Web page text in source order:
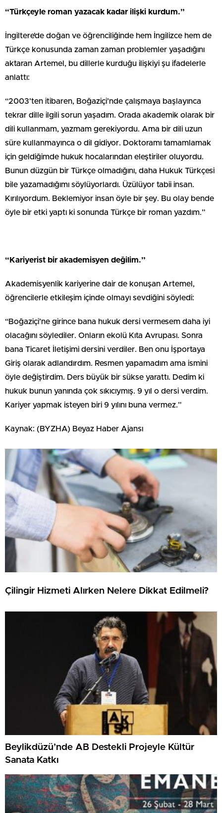
“Türkçeyle roman yazacak kadar ilişki kurdum.”
İngiltere’de doğan ve öğrenciliğinde hem İngilizce hem de
Türkçe konusunda zaman zaman problemler yaşadığını
aktaran Artemel, bu dillerle kurduğu ilişkiyi şu ifadelerle
anlattı:
“2003’ten itibaren, Boğaziçi’nde çalışmaya başlayınca
tekrar dille ilgili sorun yaşadım. Orada akademik olarak bir
dili kullanmam, yazmam gerekiyordu. Ama bir dili uzun
süre kullanmayınca o dil gidiyor. Doktoramı tamamlamak
için geldiğimde hukuk hocalarından eleştiriler oluyordu.
Bunun düzgün bir Türkçe olmadığını, daha Hukuk Türkçesi
bile yazamadığımı söylüyorlardı. Üzülüyor tabii insan.
Kırılıyordum. Beklemiyor insan öyle bir şey. Bu olay bende
öyle bir etki yaptı ki sonunda Türkçe bir roman yazdım.”
“Kariyerist bir akademisyen değilim.”
Akademisyenlik kariyerine dair de konuşan Artemel,
öğrencilerle etkileşim içinde olmayı sevdiğini söyledi:
“Boğaziçi’ne girince bana hukuk dersi vermesem daha iyi
olacağını söylediler. Onların ekolü Kıta Avrupası. Sonra
bana Ticaret İletişimi dersini verdiler. Ben onu İşportaya
Giriş olarak adlandırdım. Resmen yapamadım ama ismini
öyle değiştirdim. Ders büyük bir sükse yarattı. Dedim ki
hukuk bunun yanında çok sıkıcıymış. 9 yıl o dersi verdim.
Kariyer yapmak isteyen biri 9 yılını buna vermez.”
Kaynak: (BYZHA) Beyaz Haber Ajansı
Çilingir Hizmeti Alırken Nelere Dikkat Edilmeli?
Beylikdüzü’nde AB Destekli Projeyle Kültür
Sanata Katkı